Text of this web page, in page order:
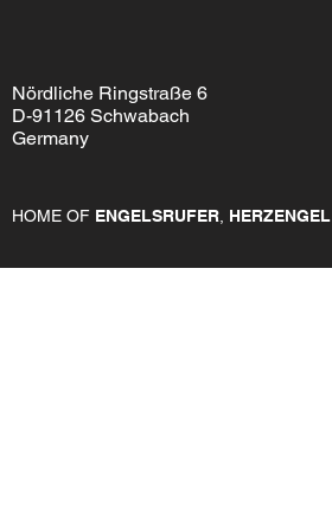
Nördliche Ringstraße 6
D-91126 Schwabach
Germany
HOME OF ENGELSRUFER HERZENGEL